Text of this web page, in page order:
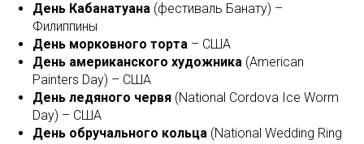
День Кабанатуана (фестиваль Банату) –
Филиппины
День морковного торта – США
День американского художника (American
Painters Day) – США
День ледяного червя (National Cordova Ice Worm
Day) – США
День обручального кольца (National Wedding Ring